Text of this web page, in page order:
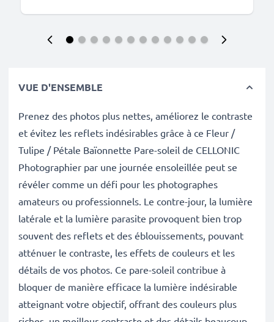
VUE D'ENSEMBLE
Prenez des photos plus nettes, améliorez le contraste
et évitez les reflets indésirables grâce à ce Fleur /
Tulipe / Pétale Baïonnette Pare-soleil de CELLONIC
Photographier par une journée ensoleillée peut se
révéler comme un défi pour les photographes
amateurs ou professionnels. Le contre-jour, la lumière
latérale et la lumière parasite provoquent bien trop
souvent des reflets et des éblouissements, pouvant
atténuer le contraste, les effets de couleurs et les
détails de vos photos. Ce pare-soleil contribue à
bloquer de manière efficace la lumière indésirable
atteignant votre objectif, offrant des couleurs plus